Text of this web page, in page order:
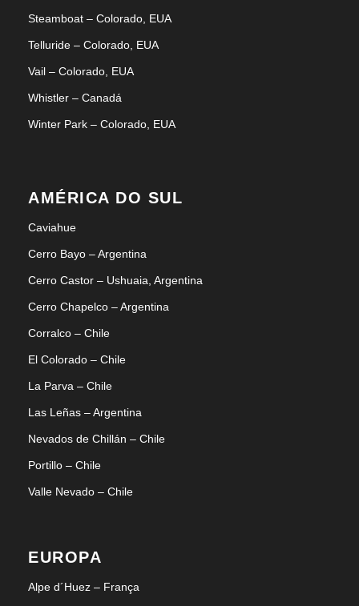
Steamboat – Colorado, EUA
Telluride – Colorado, EUA
Vail – Colorado, EUA
Whistler – Canadá
Winter Park – Colorado, EUA
AMÉRICA DO SUL
Caviahue
Cerro Bayo – Argentina
Cerro Castor – Ushuaia, Argentina
Cerro Chapelco – Argentina
Corralco – Chile
El Colorado – Chile
La Parva – Chile
Las Leñas – Argentina
Nevados de Chillán – Chile
Portillo – Chile
Valle Nevado – Chile
EUROPA
Alpe d´Huez – França